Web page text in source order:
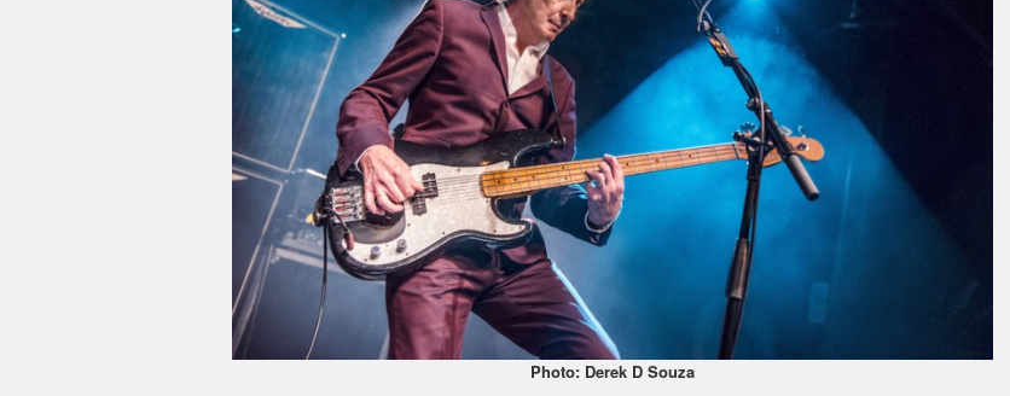
Photo: Derek D Souza